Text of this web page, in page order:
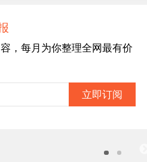
，每月为你整理全网最有价
立即订阅